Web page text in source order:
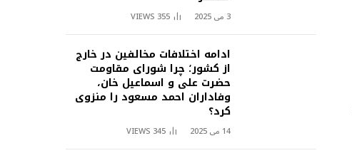
3 می 2025 355
VIEWS
ادامه اختلافات مخالفین در خارج
از کشور؛ چرا شورای مقاومت
حضرت علی و اسماعیل خان،
وفاداران احمد مسعود را منزوی
کرد؟
14 می 2025 345
VIEWS